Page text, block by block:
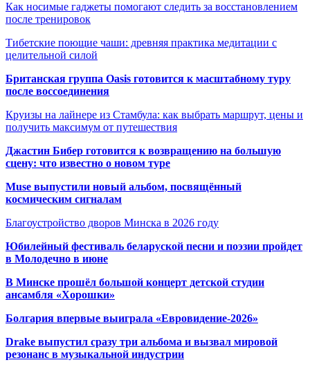
Как носимые гаджеты помогают следить за восстановлением
после тренировок
Тибетские поющие чаши: древняя практика медитации с
целительной силой
Британская группа Oasis готовится к масштабному туру
после воссоединения
Круизы на лайнере из Стамбула: как выбрать маршрут, цены и
получить максимум от путешествия
Джастин Бибер готовится к возвращению на большую
сцену: что известно о новом туре
Muse выпустили новый альбом, посвящённый
космическим сигналам
Благоустройство дворов Минска в 2026 году
Юбилейный фестиваль беларуской песни и поэзии пройдет
в Молодечно в июне
В Минске прошёл большой концерт детской студии
ансамбля «Хорошки»
Болгария впервые выиграла «Евровидение-2026»
Drake выпустил сразу три альбома и вызвал мировой
резонанс в музыкальной индустрии